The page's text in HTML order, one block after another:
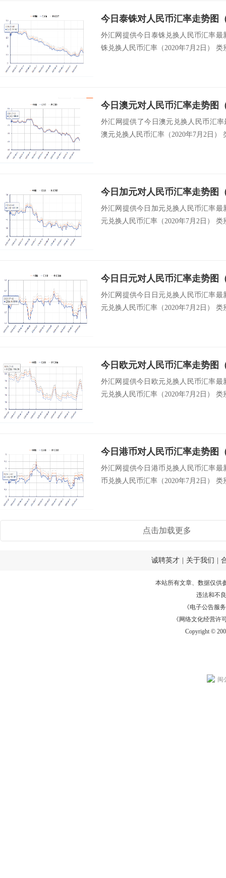
今日泰铢对人民币汇率走势图
外汇网提供今日泰铢兑换人民币汇率最
铢兑换人民币汇率（2020年7月2日）
今日澳元对人民币汇率走势图
外汇网提供了今日澳元兑换人民币汇
澳元兑换人民币汇率（2020年7月2日）
今日加元对人民币汇率走势图
外汇网提供今日加元兑换人民币汇率最
元兑换人民币汇率（2020年7月2日）
今日日元对人民币汇率走势图
外汇网提供今日日元兑换人民币汇率最
元兑换人民币汇率（2020年7月2日）
今日欧元对人民币汇率走势图
外汇网提供今日欧元兑换人民币汇率最
元兑换人民币汇率（2020年7月2日）
今日港币对人民币汇率走势图
外汇网提供今日港币兑换人民币汇率最
币兑换人民币汇率（2020年7月2日）
点击加载更多
诚聘英才 关于我们
本站所有文章、数据仅供
违法和不
《电子公告服务
《网络文化经营许
Copyright ©
闽